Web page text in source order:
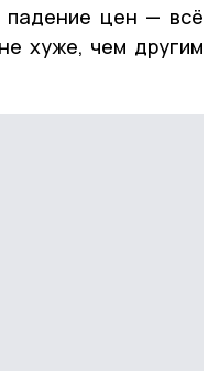
падение цен — всё
хуже, чем другим